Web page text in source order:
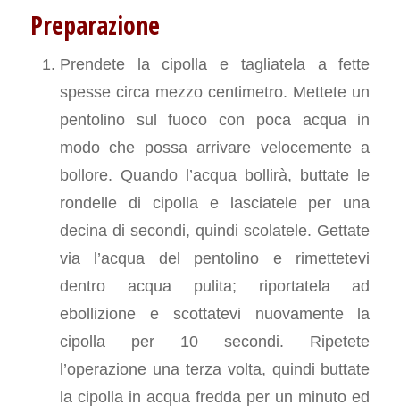
Preparazione
Prendete la cipolla e tagliatela a fette
spesse circa mezzo centimetro. Mettete un
pentolino sul fuoco con poca acqua in
modo che possa arrivare velocemente a
bollore. Quando l’acqua bollirà, buttate le
rondelle di cipolla e lasciatele per una
decina di secondi, quindi scolatele. Gettate
via l’acqua del pentolino e rimettetevi
dentro acqua pulita; riportatela ad
ebollizione e scottatevi nuovamente la
cipolla per 10 secondi. Ripetete
l’operazione una terza volta, quindi buttate
la cipolla in acqua fredda per un minuto ed